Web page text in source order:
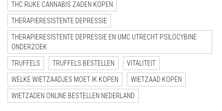
THC RIJKE CANNABIS ZADEN KOPEN
THERAPIERESISTENTE DEPRESSIE
THERAPIERESISTENTE DEPRESSIE EN UMC UTRECHT PSILOCYBINE
ONDERZOEK
TRUFFELS TRUFFELS BESTELLEN VITALITEIT
WELKE WIETZAADJES MOET IK KOPEN WIETZAAD KOPEN
WIETZADEN ONLINE BESTELLEN NEDERLAND